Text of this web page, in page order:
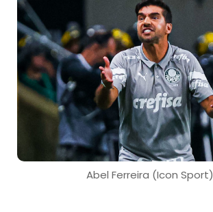
Abel Ferreira (Icon Sport)